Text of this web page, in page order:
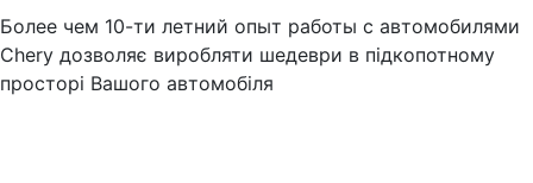
Более чем 10-ти летний опыт работы с автомобилями
Chery дозволяє виробляти шедеври в підкопотному
просторі Вашого автомобіля